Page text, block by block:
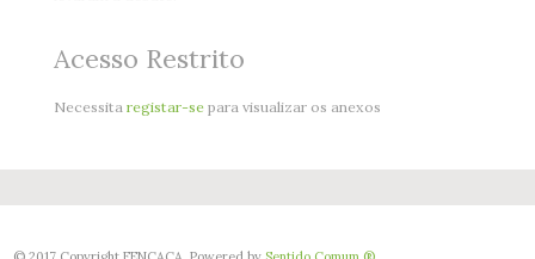
Acesso Restrito
Necessitaregistar-separa visualizar os anexos